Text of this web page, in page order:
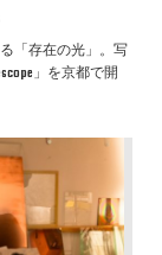
「存在の光」。写
」を京都で開